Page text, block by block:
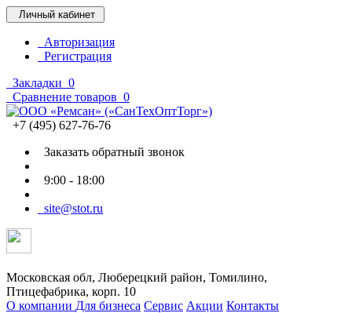
Личный кабинет
Авторизация
Регистрация
Закладки 0
Сравнение товаров 0
+7 (495) 627-76-76
Заказать обратный звонок
9:00 - 18:00
site@stot.ru
Московская обл, Люберецкий район, Томилино,
Птицефабрика, корп. 10
О компании Для бизнеса Сервис Акции Контакты